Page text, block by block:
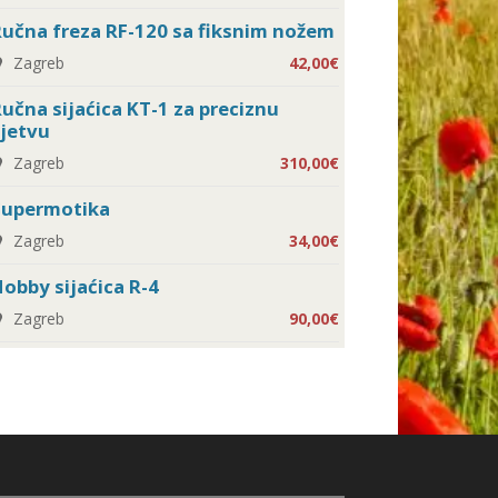
freza RF-120 sa fiksnim nožem
Zagreb 42,00€
sijaćica KT-1 za preciznu
Zagreb 310,00€
Zagreb 34,00€
sijaćica R-4
Zagreb 90,00€